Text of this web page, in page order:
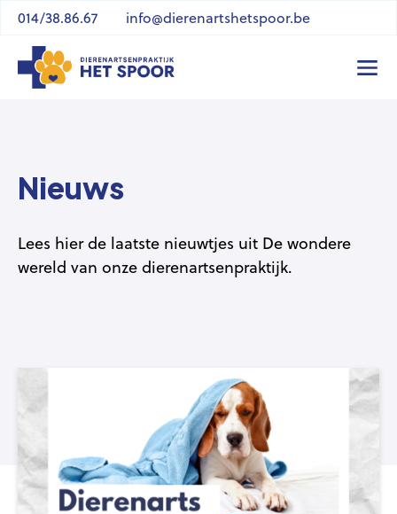
Naar content
014/38.86.67 info@dierenartshetspoor.be
Nieuws
Lees hier de laatste nieuwtjes uit De wondere
wereld van onze dierenartsenpraktijk.